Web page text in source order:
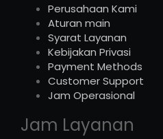
Perusahaan Kami
Aturan main
Syarat Layanan
Kebijakan Privasi
Payment Methods
Customer Support
Jam Operasional
Jam Layanan